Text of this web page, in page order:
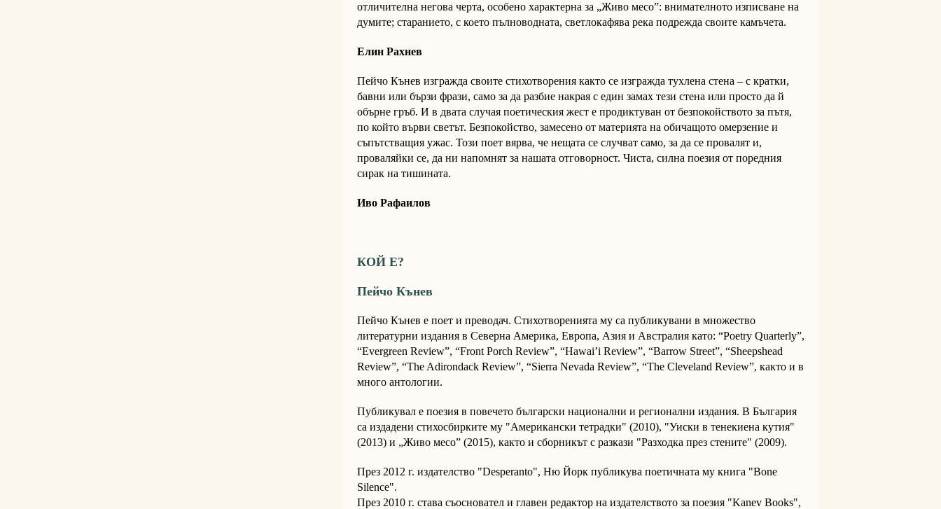
отличителна негова черта, особено характерна за „Живо месо”: внимателното изписване на
думите; старанието, с което пълноводната, светлокафява река подрежда своите камъчета.
Елин Рахнев
Пейчо Кънев изгражда своите стихотворения както се изгражда тухлена стена – с кратки,
бавни или бързи фрази, само за да разбие накрая с един замах тези стена или просто да й
обърне гръб. И в двата случая поетическия жест е продиктуван от безпокойството за пътя,
по който върви светът. Безпокойство, замесено от материята на обичащото омерзение и
съпътстващия ужас. Този поет вярва, че нещата се случват само, за да се провалят и,
проваляйки се, да ни напомнят за нашата отговорност. Чиста, силна поезия от поредния
сирак на тишината.
Иво Рафаилов
КОЙ Е?
Пейчо Кънев
Пейчо Кънев е поет и преводач. Стихотворенията му са публикувани в множество
литературни издания в Северна Америка, Европа, Азия и Австралия като: “Poetry Quarterly”,
“Evergreen Review”, “Front Porch Review”, “Hawai’i Review”, “Barrow Street”, “Sheepshead
Review”, “The Adirondack Review”, “Sierra Nevada Review”, “The Cleveland Review”, както и в
много антологии.
Публикувал е поезия в повечето български национални и регионални издания. В България
са издадени стихосбирките му "Американски тетрадки" (2010), "Уиски в тенекиена кутия"
(2013) и „Живо месо” (2015), както и сборникът с разкази "Разходка през стените" (2009).
През 2012 г. издателство "Desperanto", Ню Йорк публикува поетичната му книга "Bone
Silence".
През 2010 г. става съосновател и главен редактор на издателството за поезия "Kanev Books",